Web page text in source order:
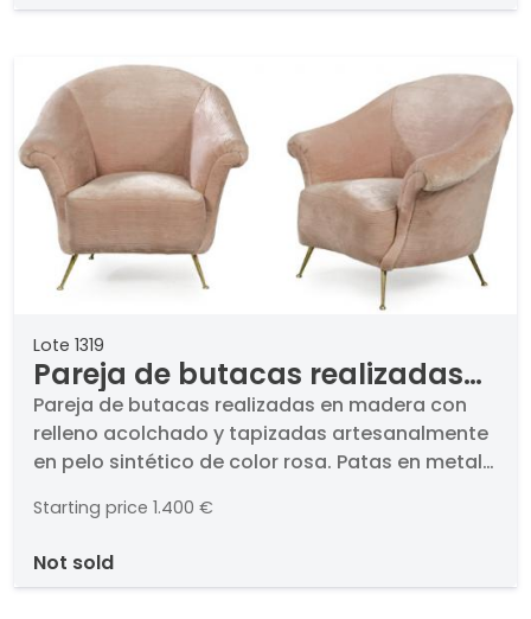
Lote 1319
Pareja de butacas realizadas
en madera con relleno
acolchado y tapizadas
artesanalmente en pelo
sintético de color rosa. Italia,
Pareja de butacas realizadas en madera con
relleno acolchado y tapizadas artesanalmente
en pelo sintético de color rosa. Patas en metal
cm
Starting price 1.400 €
not sold